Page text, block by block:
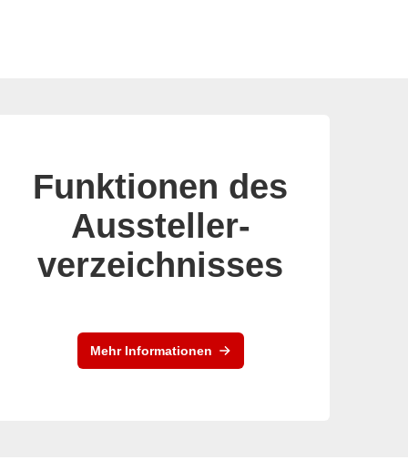
Funktionen des
Aussteller-
verzeichnisses
Mehr Informationen